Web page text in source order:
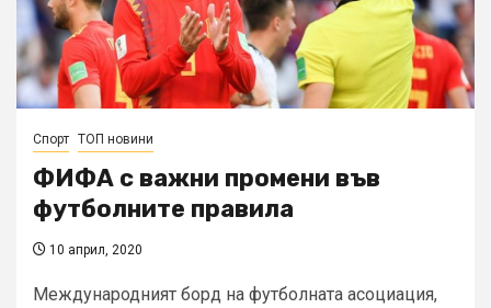
Спорт ТОП новини
ФИФА с важни промени във
футболните правила
10 април, 2020
Международният борд на футболната асоциация,